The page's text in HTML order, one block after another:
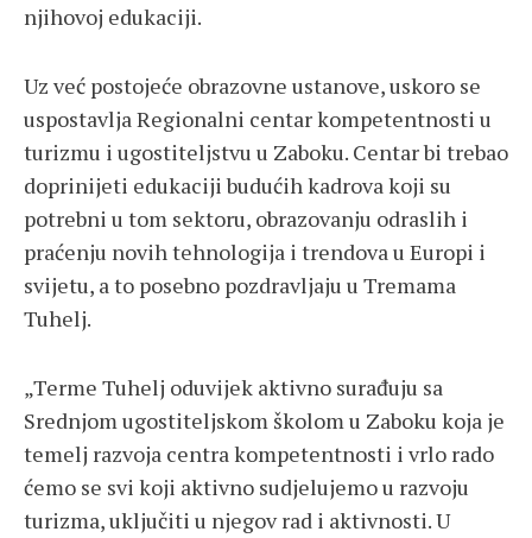
njihovoj edukaciji.
Uz već postojeće obrazovne ustanove, uskoro se
uspostavlja Regionalni centar kompetentnosti u
turizmu i ugostiteljstvu u Zaboku. Centar bi trebao
doprinijeti edukaciji budućih kadrova koji su
potrebni u tom sektoru, obrazovanju odraslih i
praćenju novih tehnologija i trendova u Europi i
svijetu, a to posebno pozdravljaju u Tremama
Tuhelj.
„Terme Tuhelj oduvijek aktivno surađuju sa
Srednjom ugostiteljskom školom u Zaboku koja je
temelj razvoja centra kompetentnosti i vrlo rado
ćemo se svi koji aktivno sudjelujemo u razvoju
turizma, uključiti u njegov rad i aktivnosti. U